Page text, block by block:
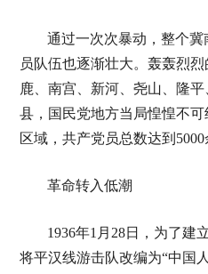
通过一次次暴动，整个
员队伍也逐渐壮大。轰轰烈
鹿、南宫、新河、尧山、隆
县，国民党地方当局惶惶不
区域，共产党员总数达到5000
革命转入低潮
1936年1月28日，为了建
将平汉线游击队改编为“中国